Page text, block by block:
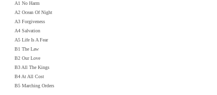
A1 No Harm
A2 Ocean Of Night
A3 Forgiveness
A4 Salvation
A5 Life Is A Fear
B1 The Law
B2 Our Love
B3 All The Kings
B4 At All Cost
B5 Marching Orders